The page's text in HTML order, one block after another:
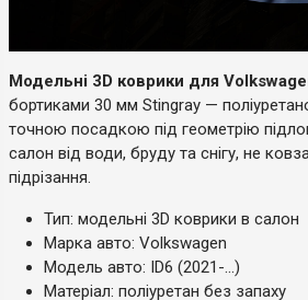
Модельні 3D коврики для
бортиками 30 мм Stingray —
точною посадкою під геометрію
салон від води, бруду та снігу, не
підрізання.
Тип: модельні 3D коврики в салон
Марка авто: Volkswagen
Модель авто: ID6 (2021-...)
Матеріал: поліуретан без запаху